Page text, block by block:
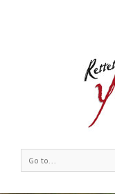
Go to...